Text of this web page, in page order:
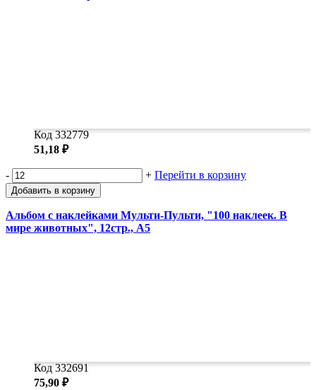
Код 332779
51,18 ₽
- + Перейти в корзину
Добавить в корзину
Альбом с наклейками Мульти-Пульти, "100 наклеек. В
мире животных", 12стр., А5
Код 332691
75,90 ₽